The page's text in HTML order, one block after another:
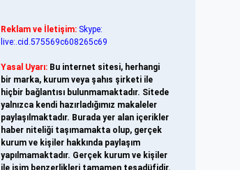
Reklam ve İletişim: Skype:
live:.cid.575569c608265c69
Yasal Uyarı: Bu internet sitesi, herhangi
bir marka, kurum veya şahıs şirketi ile
hiçbir bağlantısı bulunmamaktadır. Sitede
yalnızca kendi hazırladığımız makaleler
paylaşılmaktadır. Burada yer alan içerikler
haber niteliği taşımamakta olup, gerçek
kurum ve kişiler hakkında paylaşım
yapılmamaktadır. Gerçek kurum ve kişiler
ile isim benzerlikleri tamamen tesadüfidir.